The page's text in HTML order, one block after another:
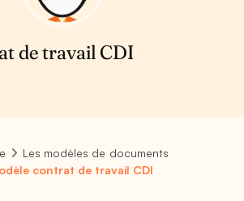
de travail CDI
Les modèles de documents
contrat de travail CDI